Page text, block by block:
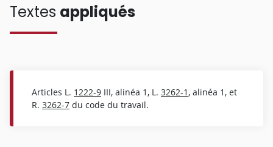
Textes appliqués
Articles L. 1222-9 III, alinéa 1, L. 3262-1 , alinéa 1, et
R. 3262-7 du code du travail.